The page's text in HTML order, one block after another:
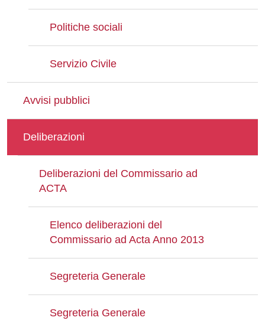
Politiche sociali
Servizio Civile
Avvisi pubblici
Deliberazioni
Deliberazioni del Commissario ad
ACTA
Elenco deliberazioni del
Commissario ad Acta Anno 2013
Segreteria Generale
Segreteria Generale